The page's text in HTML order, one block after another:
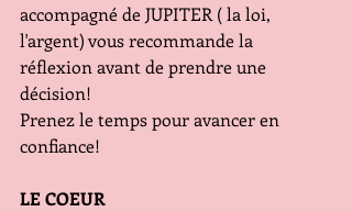
accompagné de JUPITER ( la loi,
l'argent) vous recommande la
réflexion avant de prendre une
décision!
Prenez le temps pour avancer en
confiance!
LE COEUR